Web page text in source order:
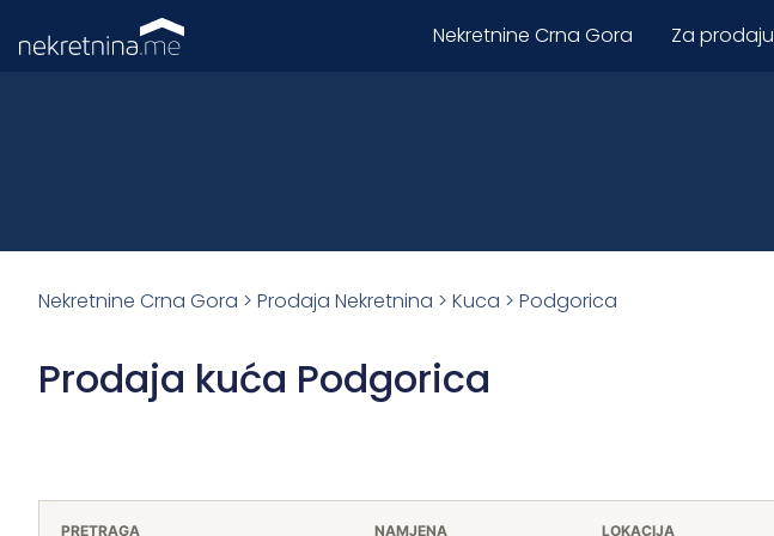
Nekretnine Crna Gora Za prodaju
Nekretnine Crna Gora > Prodaja Nekretnina > Kuca > Podgorica
Prodaja kuća Podgorica
PRETRAGA NAMJENA LOKACIJA